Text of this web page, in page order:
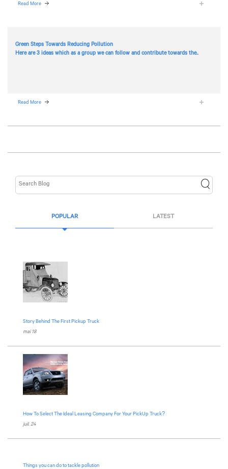
Read More
Green Steps Towards Reducing Pollution
Here are 3 ideas which as a group we can follow and contribute towards the..
Read More
POPULAR LATEST
Story Behind The First Pickup Truck
mai 18
How To Select The Ideal Leasing Company For Your PickUp Truck?
juil. 24
Things you can do to tackle pollution